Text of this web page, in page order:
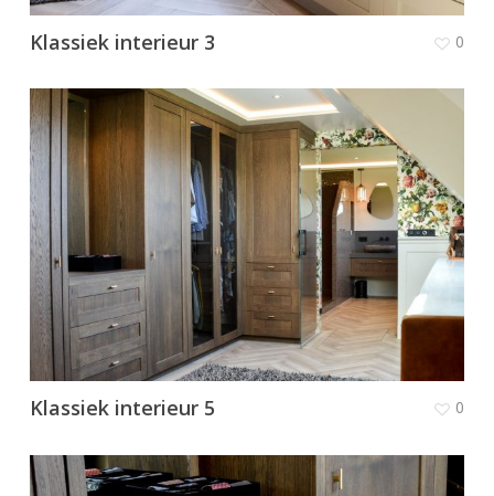
Klassiek interieur 3 0
Klassiek interieur 5 0